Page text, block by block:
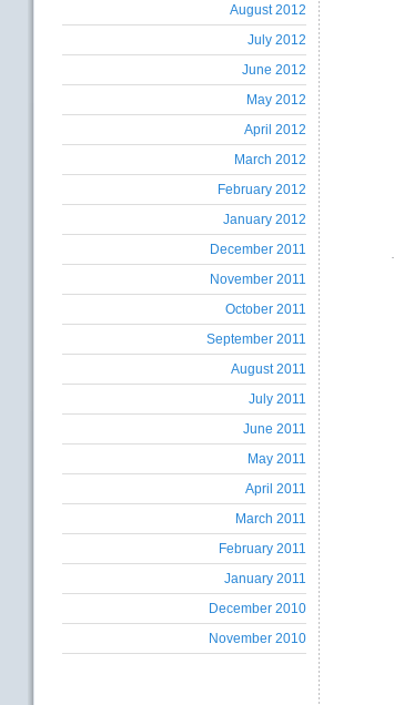
August 2012
July 2012
June 2012
May 2012
April 2012
March 2012
February 2012
January 2012
December 2011
November 2011
October 2011
September 2011
August 2011
July 2011
June 2011
May 2011
April 2011
March 2011
February 2011
January 2011
December 2010
November 2010